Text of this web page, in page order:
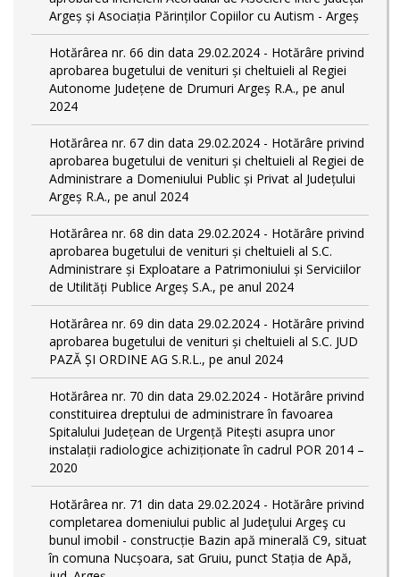
Argeș și Asociația Părinților Copiilor cu Autism - Argeș
Hotărârea nr. 66 din data 29.02.2024 - Hotărâre privind
aprobarea bugetului de venituri și cheltuieli al Regiei
Autonome Județene de Drumuri Argeș R.A., pe anul
2024
Hotărârea nr. 67 din data 29.02.2024 - Hotărâre privind
aprobarea bugetului de venituri și cheltuieli al Regiei de
Administrare a Domeniului Public și Privat al Județului
Argeș R.A., pe anul 2024
Hotărârea nr. 68 din data 29.02.2024 - Hotărâre privind
aprobarea bugetului de venituri și cheltuieli al S.C.
Administrare și Exploatare a Patrimoniului și Serviciilor
de Utilități Publice Argeș S.A., pe anul 2024
Hotărârea nr. 69 din data 29.02.2024 - Hotărâre privind
aprobarea bugetului de venituri și cheltuieli al S.C. JUD
PAZĂ ȘI ORDINE AG S.R.L., pe anul 2024
Hotărârea nr. 70 din data 29.02.2024 - Hotărâre privind
constituirea dreptului de administrare în favoarea
Spitalului Județean de Urgență Pitești asupra unor
instalații radiologice achiziționate în cadrul POR 2014 –
2020
Hotărârea nr. 71 din data 29.02.2024 - Hotărâre privind
completarea domeniului public al Judeţului Argeş cu
bunul imobil - construcție Bazin apă minerală C9, situat
în comuna Nucșoara, sat Gruiu, punct Stația de Apă,